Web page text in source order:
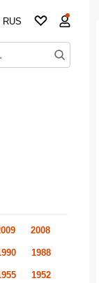
RUS
2008
1988
1952